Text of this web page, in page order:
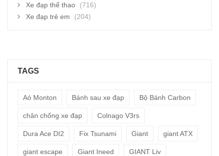
Xe đạp thể thao
(716)
Xe đạp trẻ em
(204)
TAGS
Aó Monton Bánh sau xe đạp Bộ Bánh Carbon
chân chống xe đạp Colnago V3rs
Dura Ace DI2 Fix Tsunami Giant giant ATX
giant escape Giant Ineed GIANT Liv